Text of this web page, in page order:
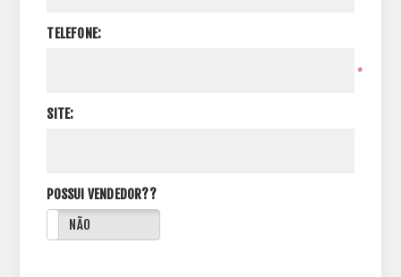
TELEFONE:
*
SITE:
POSSUI VENDEDOR??
NÃO